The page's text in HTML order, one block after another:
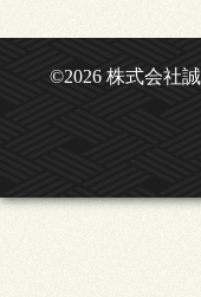
©2026 株式会社